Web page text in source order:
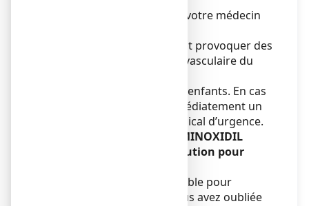
Consultez immédiatement votre médecin
L’ingestion accidentelle peut provoquer des
effets dus à l’action cardio-vasculaire du
Tenir hors de la portée des enfants. En cas
d’ingestion, contactez immédiatement un
médecin ou un service médical d’urgence.
Si vous oubliez d’utiliser MINOXIDIL
SANDOZ CONSEIL 5 %, solution pour
Ne prenez pas de dose double pour
compenser la dose que vous avez oubliée